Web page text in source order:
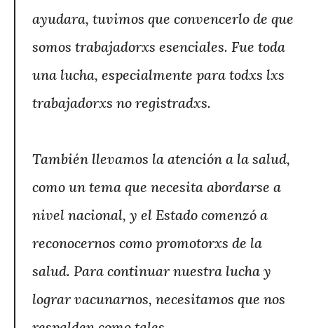
ayudara, tuvimos que convencerlo de que
somos trabajadorxs esenciales. Fue toda
una lucha, especialmente para todxs lxs
trabajadorxs no registradxs.
También llevamos la atención a la salud,
como un tema que necesita abordarse a
nivel nacional, y el Estado comenzó a
reconocernos como promotorxs de la
salud. Para continuar nuestra lucha y
lograr vacunarnos, necesitamos que nos